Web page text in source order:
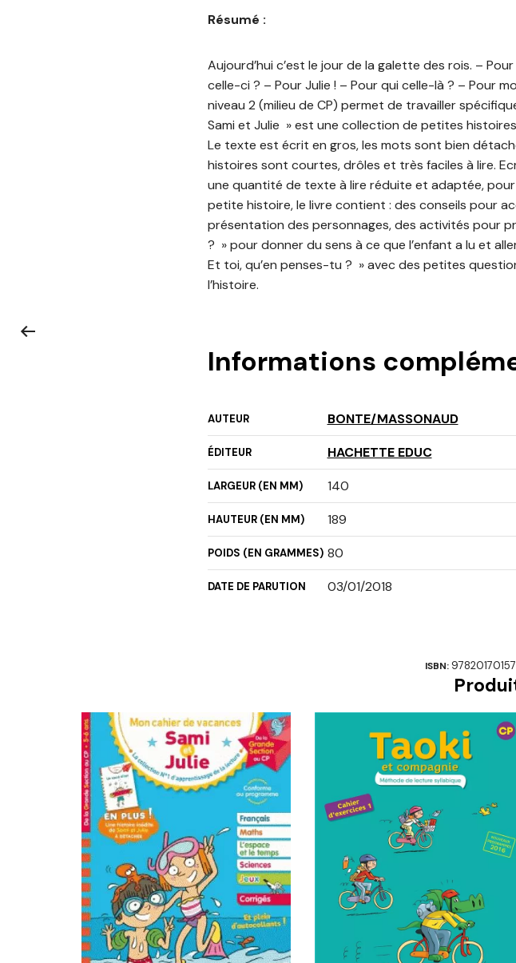
Résumé :
Aujourd’hui c’est le jour de la galette des rois. –
celle-ci ? – Pour Julie ! – Pour qui celle-là ? – Pour
niveau 2 (milieu de CP) permet de travailler
Sami et Julie » est une collection de petites
Le texte est écrit en gros, les mots sont bien
histoires sont courtes, drôles et très faciles à lire.
une quantité de texte à lire réduite et adaptée,
petite histoire, le livre contient : des conseils pour
présentation des personnages, des activités pour
? » pour donner du sens à ce que l’enfant a lu et
Et toi, qu’en penses-tu ? » avec des petites
l’histoire.
Informations
AUTEUR BONTE/MASSONAUD
ÉDITEUR HACHETTE EDUC
LARGEUR (EN MM) 140
HAUTEUR (EN MM) 189
POIDS (EN GRAMMES) 80
DATE DE PARUTION 03/01/2018
ISBN: